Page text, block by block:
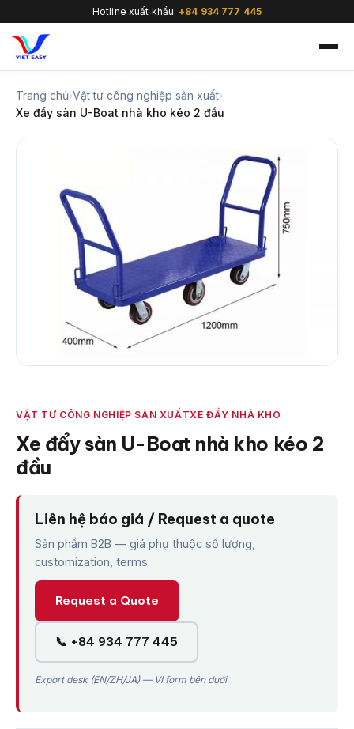
Hotline xuất khẩu:+84 934 777 445
Trang chủ›Vật tư công nghiệp sản xuất›
Xe đẩy sàn U-Boat nhà kho kéo 2 đầu
VẬT TƯ CÔNG NGHIỆP SẢN XUẤTXE ĐẨY NHÀ KHO
Xe đẩy sàn U-Boat nhà kho kéo 2
đầu
Liên hệ báo giá / Request a quote
Sản phẩm B2B — giá phụ thuộc số lượng,
customization, terms.
Request a Quote
📞 +84 934 777 445
Export desk (EN/ZH/JA) — VI form bên dưới